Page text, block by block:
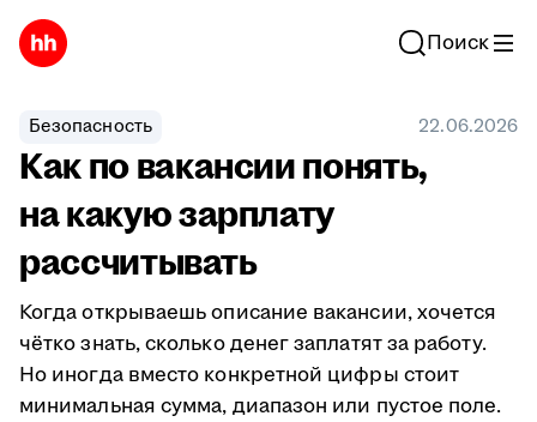
Поиск
Безопасность 22.06.2026
Как по вакансии понять,
на какую зарплату
рассчитывать
Когда открываешь описание вакансии, хочется
чётко знать, сколько денег заплатят за работу.
Но иногда вместо конкретной цифры стоит
минимальная сумма, диапазон или пустое поле.